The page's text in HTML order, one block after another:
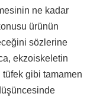
ne kadar
ürünün
sözlerine
ekzoiskeletin
tüfek gibi tamamen